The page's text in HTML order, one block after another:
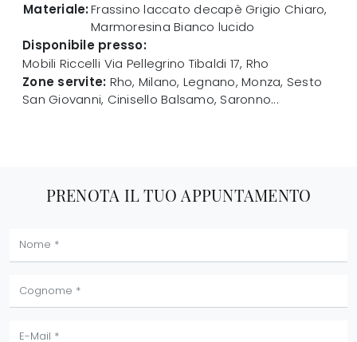
Materiale:Frassino laccato decapè Grigio Chiaro,
Marmoresina Bianco lucido
Disponibile presso:
Mobili Riccelli Via Pellegrino Tibaldi 17, Rho
Zone servite: Rho, Milano, Legnano, Monza, Sesto
San Giovanni, Cinisello Balsamo, Saronno...
PRENOTA IL TUO APPUNTAMENTO